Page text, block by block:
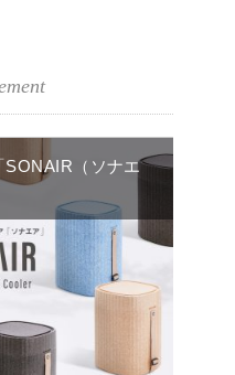
SONAIR（ソナエ